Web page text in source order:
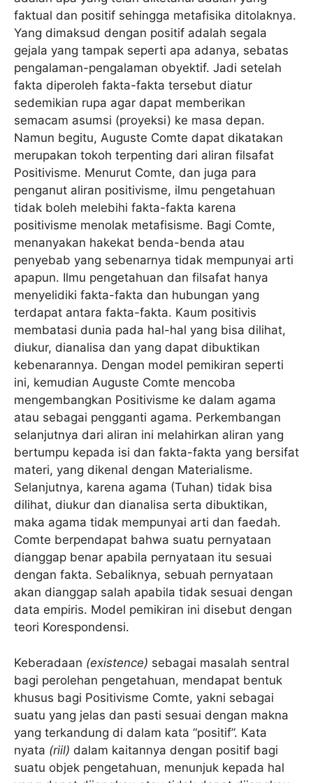
faktual dan positif sehingga metafisika ditolaknya.
Yang dimaksud dengan positif adalah segala
gejala yang tampak seperti apa adanya, sebatas
pengalaman-pengalaman obyektif. Jadi setelah
fakta diperoleh fakta-fakta tersebut diatur
sedemikian rupa agar dapat memberikan
semacam asumsi (proyeksi) ke masa depan.
Namun begitu, Auguste Comte dapat dikatakan
merupakan tokoh terpenting dari aliran filsafat
Positivisme. Menurut Comte, dan juga para
penganut aliran positivisme, ilmu pengetahuan
tidak boleh melebihi fakta-fakta karena
positivisme menolak metafisisme. Bagi Comte,
menanyakan hakekat benda-benda atau
penyebab yang sebenarnya tidak mempunyai arti
apapun. Ilmu pengetahuan dan filsafat hanya
menyelidiki fakta-fakta dan hubungan yang
terdapat antara fakta-fakta. Kaum positivis
membatasi dunia pada hal-hal yang bisa dilihat,
diukur, dianalisa dan yang dapat dibuktikan
kebenarannya. Dengan model pemikiran seperti
ini, kemudian Auguste Comte mencoba
mengembangkan Positivisme ke dalam agama
atau sebagai pengganti agama. Perkembangan
selanjutnya dari aliran ini melahirkan aliran yang
bertumpu kepada isi dan fakta-fakta yang bersifat
materi, yang dikenal dengan Materialisme.
Selanjutnya, karena agama (Tuhan) tidak bisa
dilihat, diukur dan dianalisa serta dibuktikan,
maka agama tidak mempunyai arti dan faedah.
Comte berpendapat bahwa suatu pernyataan
dianggap benar apabila pernyataan itu sesuai
dengan fakta. Sebaliknya, sebuah pernyataan
akan dianggap salah apabila tidak sesuai dengan
data empiris. Model pemikiran ini disebut dengan
teori Korespondensi.
Keberadaan (existence) sebagai masalah sentral
bagi perolehan pengetahuan, mendapat bentuk
khusus bagi Positivisme Comte, yakni sebagai
suatu yang jelas dan pasti sesuai dengan makna
yang terkandung di dalam kata “positif”. Kata
nyata (riil) dalam kaitannya dengan positif bagi
suatu objek pengetahuan, menunjuk kepada hal